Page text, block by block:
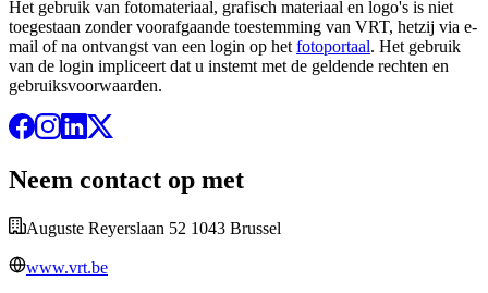
Het gebruik van fotomateriaal, grafisch materiaal en logo's is niet
toegestaan zonder voorafgaande toestemming van VRT, hetzij via e-
mail of na ontvangst van een login op het fotoportaal. Het gebruik
van de login impliceert dat u instemt met de geldende rechten en
gebruiksvoorwaarden.
Neem contact op met
Auguste Reyerslaan 52 1043 Brussel
www.vrt.be